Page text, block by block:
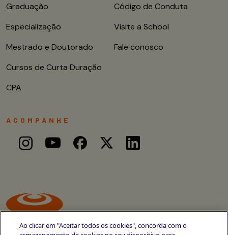
Graduação
Especialização
Mestrado e Doutorado
Cursos de Curta Duração
CPA
Código de Conduta
Visite a School
Fale conosco
ACOMPANHE
Ao clicar em "Aceitar todos os cookies", concorda com o